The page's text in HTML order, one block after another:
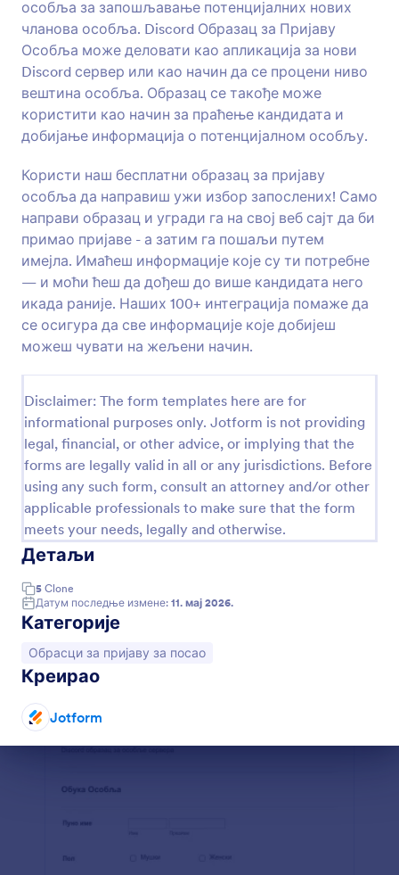
особља за запошљавање потенцијалних нових
чланова особља. Discord Образац за Пријаву
Особља може деловати као апликација за нови
Discord сервер или као начин да се процени ниво
вештина особља. Образац се такође може
користити као начин за праћење кандидата и
добијање информација о потенцијалном особљу.
Користи наш бесплатни образац за пријаву
особља да направиш ужи избор запослених! Само
направи образац и угради га на свој веб сајт да би
примао пријаве - а затим га пошаљи путем
имејла. Имаћеш информације које су ти потребне
— и моћи ћеш да дођеш до више кандидата него
икада раније. Наших 100+ интеграција помаже да
се осигура да све информације које добијеш
можеш чувати на жељени начин.
Disclaimer: The form templates here are for
informational purposes only. Jotform is not providing
legal, financial, or other advice, or implying that the
forms are legally valid in all or any jurisdictions. Before
using any such form, consult an attorney and/or other
applicable professionals to make sure that the form
meets your needs, legally and otherwise.
Детаљи
5 Clone
Датум последње измене: 11. мај 2026.
Категорије
Иди на категорију:
Обрасци за пријаву за посао
Креирао
Jotform
Преглед
Пријава за Посао
Помоћу овог обрасца за Пријава за Посао
можеш лако одабрати и запослити сјајног
кандидата.
Go to Category:
Обрасци за пријаву за посао